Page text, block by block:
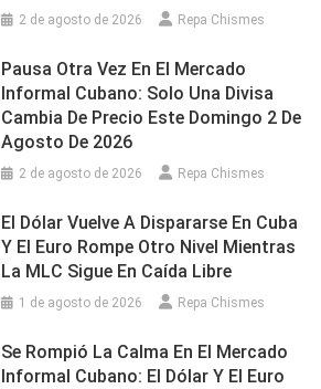
2 de agosto de 2026 Repa Chismes
Pausa Otra Vez En El Mercado
Informal Cubano: Solo Una Divisa
Cambia De Precio Este Domingo 2 De
Agosto De 2026
2 de agosto de 2026 Repa Chismes
El Dólar Vuelve A Dispararse En Cuba
Y El Euro Rompe Otro Nivel Mientras
La MLC Sigue En Caída Libre
1 de agosto de 2026 Repa Chismes
Se Rompió La Calma En El Mercado
Informal Cubano: El Dólar Y El Euro